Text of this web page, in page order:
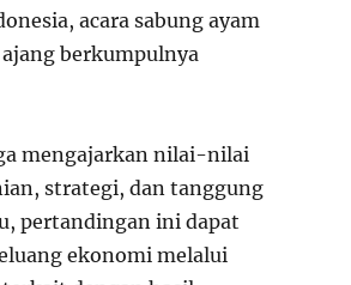
acara sabung ayam
berkumpulnya
mengajarkan nilai-nilai
strategi, dan tanggung
pertandingan ini dapat
ekonomi melalui